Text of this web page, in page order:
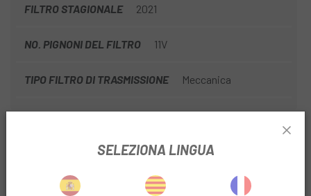
FILTRO STAGIONALE 2021
NO. PIGNONI DEL FILTRO 11V
TIPO FILTRO DI TRASMISSIONE Meccanica
raffinato e prestazioni ottimizzate, riducendo lo sforzo
SELEZIONA LINGUA